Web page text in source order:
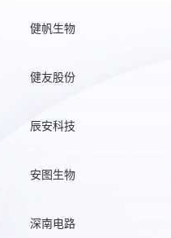
健帆生物
健友股份
辰安科技
安图生物
深南电路